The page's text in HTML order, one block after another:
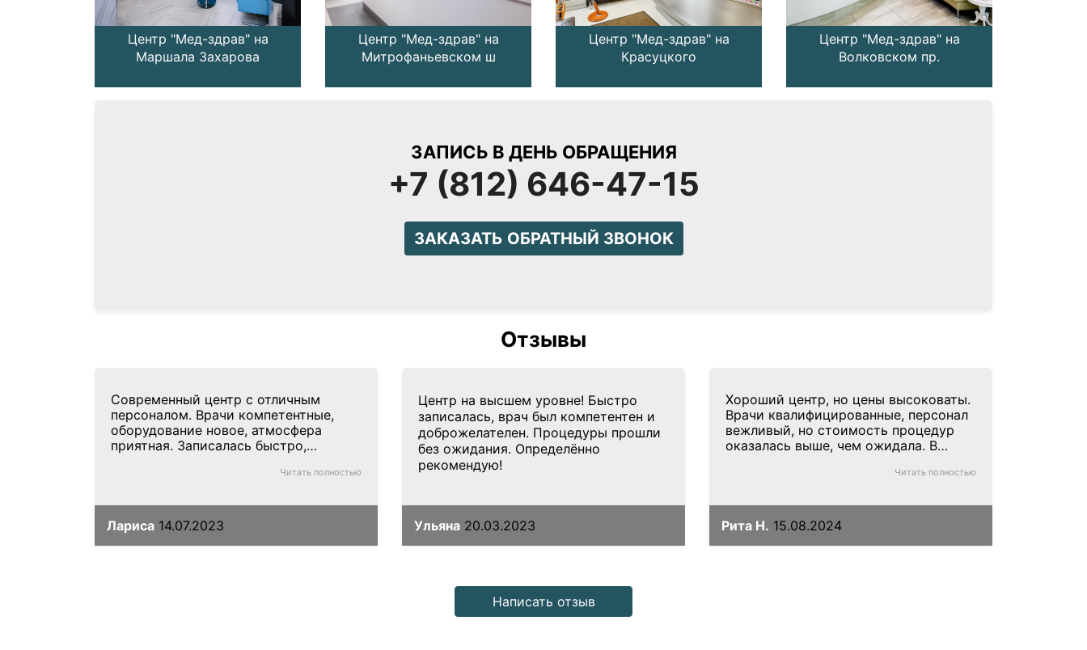
Центр "Мед-здрав" на
Маршала Захарова
Центр "Мед-здрав" на
Митрофаньевском ш
Центр "Мед-здрав" на
Красуцкого
Центр "Мед-здрав" на
Волковском пр.
ЗАПИСЬ В ДЕНЬ ОБРАЩЕНИЯ
+7 (812) 646-47-15
ЗАКАЗАТЬ ОБРАТНЫЙ ЗВОНОК
Отзывы
Современный центр с отличным
персоналом. Врачи компетентные,
оборудование новое, атмосфера
приятная. Записалась быстро,
Читать полностью
Лариса 14.07.2023
Центр на высшем уровне! Быстро
записалась, врач был компетентен и
доброжелателен. Процедуры прошли
без ожидания. Определённо
рекомендую!
Ульяна 20.03.2023
Хороший центр, но цены высоковаты.
Врачи квалифицированные, персонал
вежливый, но стоимость процедур
оказалась выше, чем ожидала. В
Читать полностью
Рита Н. 15.08.2024
Написать отзыв